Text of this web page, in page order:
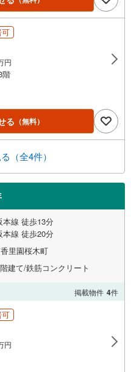
円
階
る （無料）
（全4件）
線 徒歩13分
線 徒歩20分
里園桜木町
建て/鉄筋コンクリート
掲載物件 4件
円